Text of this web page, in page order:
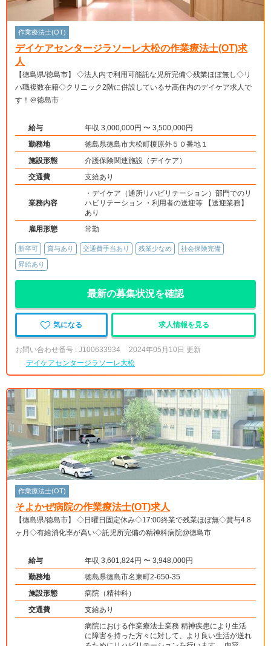
作業療法士(OT)
デイケアセンタージラソーレ大松の作業療法士(OT)求
人
【徳島県/徳島市】 ◇法人内で利用可能託な児所完備◇残業ほぼ無し◇リ
ハ職複数在籍◇クリニック2階に併設しているサ高住内のデイケア求人で
す！＠徳島市
給与
年収 3,000,000円 〜 3,500,000円
勤務地
徳島県徳島市大松町榎原外５０番地１
施設形態
介護保険関連施設（デイケア）
交通費
支給あり
業務内容
・デイケア（通所リハビリテーション）部門でのリ
ハビリテーション ・利用者の送迎等 【送迎業務】
あり
雇用形態
常勤
新卒可 賞与あり 交通費手当あり 残業少なめ 社会保険完備
昇給あり
最新の募集状況を確認
気になる 求人情報を見る
お問い合わせ番号 : J100633934
2024年05月10日 更新
デイケアセンタージラソーレ大松
作業療法士(OT)
そよかぜ病院の作業療法士(OT)求人
【徳島県/徳島市】 ◇日曜日固定休み◇17:00終業で残業ほぼ無◇賞与4.8
ヶ月◇有給消化率が高い◇託児所完備の精神科病院@徳島市
給与
年収 3,601,824円 〜 3,948,000円
勤務地
徳島県徳島市名東町2-650-35
施設形態
病院（精神科）
交通費
支給あり
病院における作業療法士業務 精神疾患により生活
に障害を持った方々に対して、より良い生活が送れ